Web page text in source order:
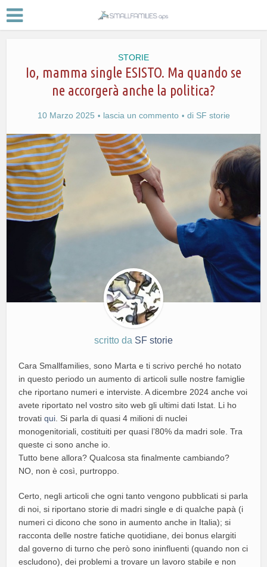
STORIE
Io, mamma single ESISTO. Ma quando se
ne accorgerà anche la politica?
10 Marzo 2025 lascia un commento di SF storie
scritto da SF storie
Cara Smallfamilies, sono Marta e ti scrivo perché ho notato
in questo periodo un aumento di articoli sulle nostre famiglie
che riportano numeri e interviste. A dicembre 2024 anche voi
avete riportato nel vostro sito web gli ultimi dati Istat. Li ho
trovatiqui . Si parla di quasi 4 milioni di nuclei
monogenitoriali, costituiti per quasi l’80% da madri sole. Tra
queste ci sono anche io.
Tutto bene allora? Qualcosa sta finalmente cambiando?
NO, non è così, purtroppo.
Certo, negli articoli che ogni tanto vengono pubblicati si parla
di noi, si riportano storie di madri single e di qualche papà (i
numeri ci dicono che sono in aumento anche in Italia); si
racconta delle nostre fatiche quotidiane, dei bonus elargiti
dal governo di turno che però sono ininfluenti (quando non ci
escludono), dei problemi a trovare un lavoro stabile e non